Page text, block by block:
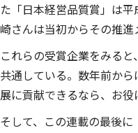
た「日本経営品質賞」は
崎さんは当初からその推進
これらの受賞企業をみる
共通している。数年前か
展に貢献できるなら、お役
そして、この連載の最後